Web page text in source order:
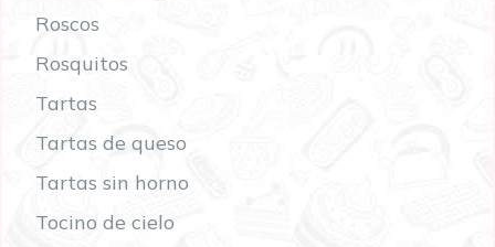
Roscos
Rosquitos
Tartas
Tartas de queso
Tartas sin horno
Tocino de cielo